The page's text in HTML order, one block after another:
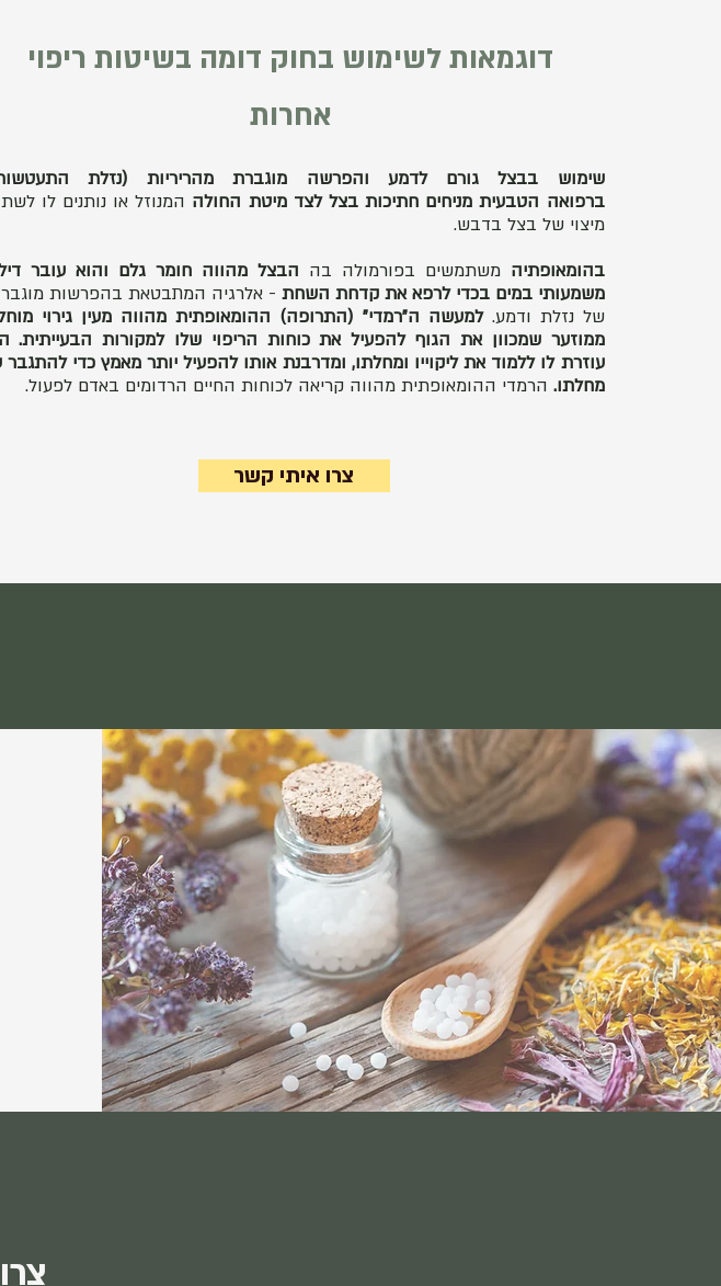
דוגמאות לשימוש בחוק דומה בשיטות ריפוי
אחרות
שימוש בבצל גורם לדמע והפרשה מוגברת מהריריות (נזלת
ברפואה הטבעית מניחים חתיכות בצל לצד מיטת החולה המנוזל או נותנים לו
מיצוי של בצל בדבש.
בהומאופתיהמשתמשים בפורמולה בה הבצל מהווה חומר גלם והוא עובר
משמעותי במים בכדי לרפא את קדחת השחת - אלרגיה המתבטאת בהפרשות
של נזלת ודמע.למעשה ה"רמדי" (התרופה) ההומאופתית מהווה מעין גירוי
ממוזער שמכוון את הגוף להפעיל את כוחות הריפוי שלו למקורות הבעייתית.
עוזרת לו ללמוד את ליקוייו ומחלתו, ומדרבנת אותו להפעיל יותר מאמץ כדי להתגבר
מחלתו. הרמדי ההומאופתית מהווה קריאה לכוחות החיים הרדומים באדם לפעול.
צרו איתי קשר